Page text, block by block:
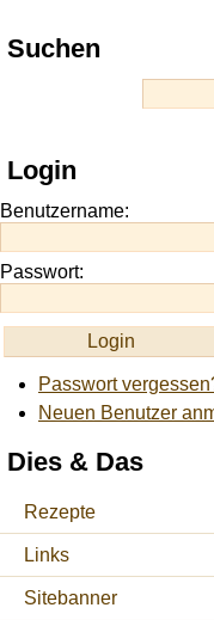
Play
best
site
https://onlineslots.money/
Suchen
Login
Benutzername:
Passwort:
Passwort
Neuen Benutzer
Dies & Das
Rezepte
Links
Sitebanner